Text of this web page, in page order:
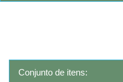
Conjunto de itens: